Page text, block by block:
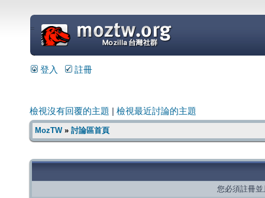
=
登入 註冊
檢視沒有回覆的主題 檢視最近討論的主題
MozTW» 討論區首頁
您必須註冊